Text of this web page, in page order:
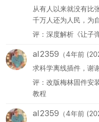
从有人以来就没有比
千万人还为人民，为
评：深度解析《让子
al2359 （4年前
求科学离线插件，
评：改版梅林固件安
教程
al2359 （4年前